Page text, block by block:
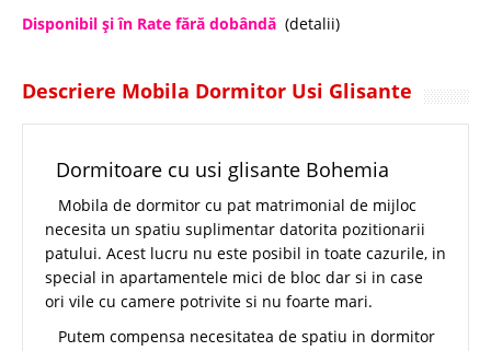
Disponibil şi în Rate fără dobândă (detalii)
Descriere Mobila Dormitor Usi Glisante
Dormitoare cu usi glisante Bohemia
Mobila de dormitor cu pat matrimonial de mijloc
necesita un spatiu suplimentar datorita pozitionarii
patului. Acest lucru nu este posibil in toate cazurile, in
special in apartamentele mici de bloc dar si in case
ori vile cu camere potrivite si nu foarte mari.
Putem compensa necesitatea de spatiu in dormitor